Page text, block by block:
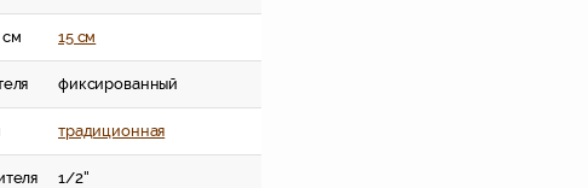
см 15 см
фиксированный
традиционная
1/2''